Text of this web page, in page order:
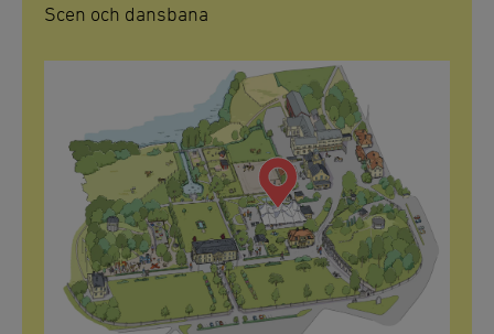
Scen och dansbana